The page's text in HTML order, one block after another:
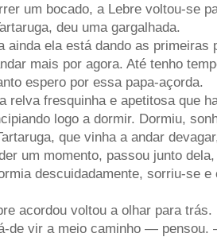
um bocado, a Lebre voltou-se
deu uma gargalhada.
ainda ela está dando as primeiras
mais por agora. Até tenho
espero por essa papa-açorda.
relva fresquinha e apetitosa que
logo a dormir. Dormiu,
que vinha a andar
um momento, passou junto
descuidadamente, sorriu-se e
acordou voltou a olhar para trás.
de vir a meio caminho — pensou.